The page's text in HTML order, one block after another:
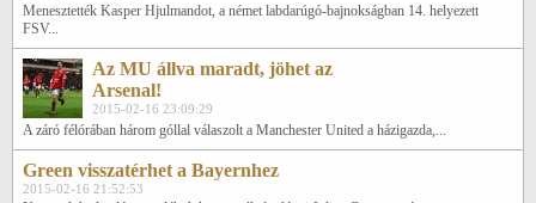
Menesztették Kasper Hjulmandot, a német labdarúgó-bajnokságban 14. helyezett
FSV...
Az MU állva maradt, jöhet az
Arsenal!
2015-02-16 23:09:29
A záró félórában három góllal válaszolt a Manchester United a házigazda,...
Green visszatérhet a Bayernhez
2015-02-16 21:52:53